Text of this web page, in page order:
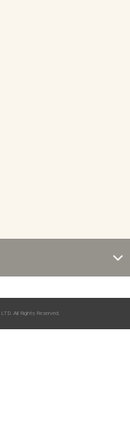
All Rights Reserved.